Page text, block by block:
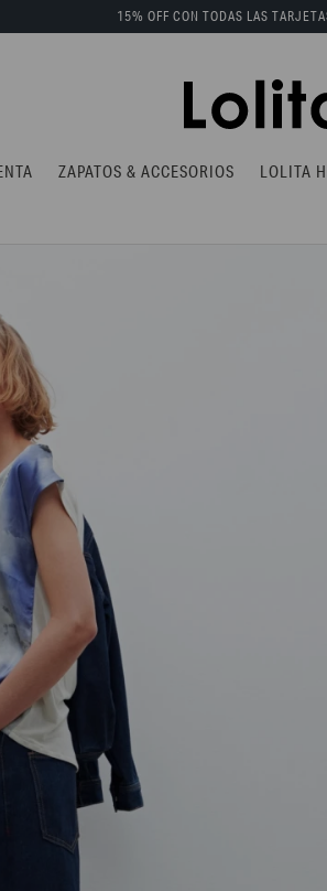
ZAPATOS & ACCESORIOS LOLITA
15% OFF CON TODAS LAS